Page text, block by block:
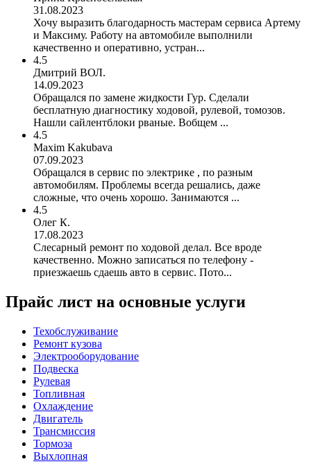
31.08.2023
Хочу выразить благодарность мастерам сервиса Артему
и Максиму. Работу на автомобиле выполнили
качественно и оперативно, устран...
4.5
Дмитрий ВОЛ.
14.09.2023
Обращался по замене жидкости Гур. Сделали
бесплатную диагностику ходовой, рулевой, томозов.
Нашли сайлентблоки рваные. Вобщем ...
4.5
Maxim Kakubava
07.09.2023
Обращался в сервис по электрике , по разным
автомобилям. Проблемы всегда решались, даже
сложные, что очень хорошо. Занимаются ...
4.5
Олег К.
17.08.2023
Слесарный ремонт по ходовой делал. Все вроде
качественно. Можно записаться по телефону -
приезжаешь сдаешь авто в сервис. Пото...
Прайс лист на основные услуги
Техобслуживание
Ремонт кузова
Электрооборудование
Подвеска
Рулевая
Топливная
Охлаждение
Двигатель
Трансмиссия
Тормоза
Выхлопная